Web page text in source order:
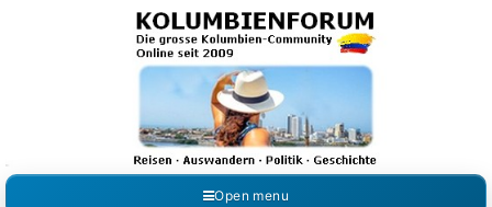
Kolumbienforum - Das
grosse Forum der
Freunde Kolumbiens
Reisen, Auswandern, Kultur, Politik, Geschichte und Visum in Kolumbien und Venezuela.
Austausch, Erfahrungen und Gemeinschaft im Kolumbienforum
Open menu